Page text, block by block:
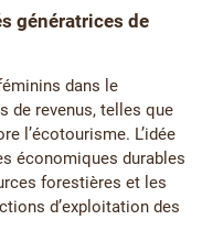
génératrices de
dans le
de revenus, telles que
l’écotourisme. L’idée
économiques durables
forestières et les
d’exploitation des